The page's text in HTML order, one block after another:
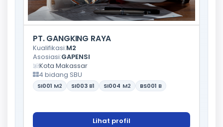
PT. GANGKING RAYA
Kualifikasi:M2
Asosiasi:GAPENSI
Kota Makassar
4 bidang SBU
SI001 M2 SI003 B1 SI004 M2 BS001 B
Lihat profil